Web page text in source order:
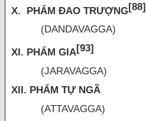
X. PHẨM ĐAO TRƯỢNG[88]
(DANDAVAGGA)
XI. PHẨM GIA[93]
(JARAVAGGA)
XII. PHẨM TỰ NGÃ
(ATTAVAGGA)